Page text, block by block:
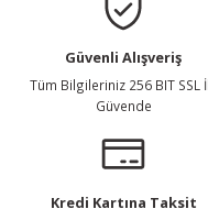
Güvenli Alışveriş
Tüm Bilgileriniz 256 BIT SSL
Güvende
Kredi Kartına Taksit